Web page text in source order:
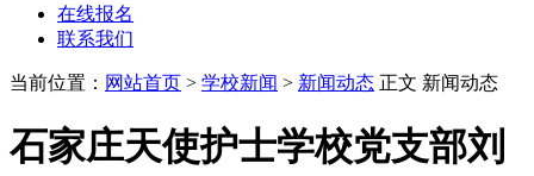
在线报名
联系我们
当前位置： 网站首页 > 学校新闻 > 新闻动态 正文 新闻动态
石家庄天使护士学校党支部刘